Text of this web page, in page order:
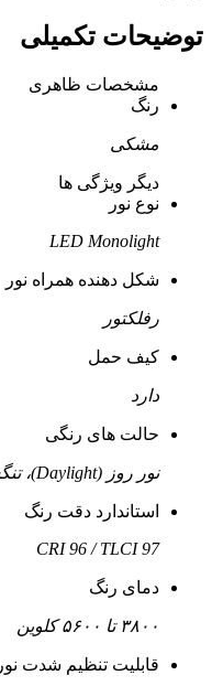
توضیحات تکمیلی
مشخصات ظاهری
رنگ
مشکی
دیگر ویژگی ها
نوع نور
LED Monolight
شکل دهنده همراه نور
رفلکتور
کیف حمل
دارد
حالت های رنگی
نور روز (Daylight)، تنگستن (Tungsten)
استاندارد دقت رنگ
CRI 96 / TLCI 97
دمای رنگ
۳۸۰۰ تا ۵۶۰۰ کلوین
قابلیت تنظیم شدت نور